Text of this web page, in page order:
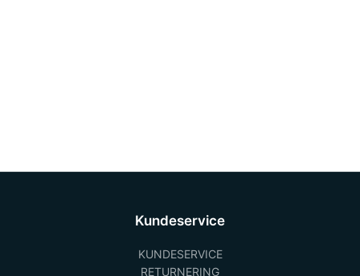
Kundeservice
KUNDESERVICE
RETURNERING